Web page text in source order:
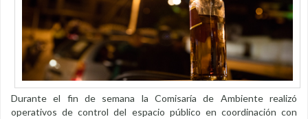
Durante el fin de semana la Comisaría de Ambiente realizó
operativos de control del espacio público en coordinación con